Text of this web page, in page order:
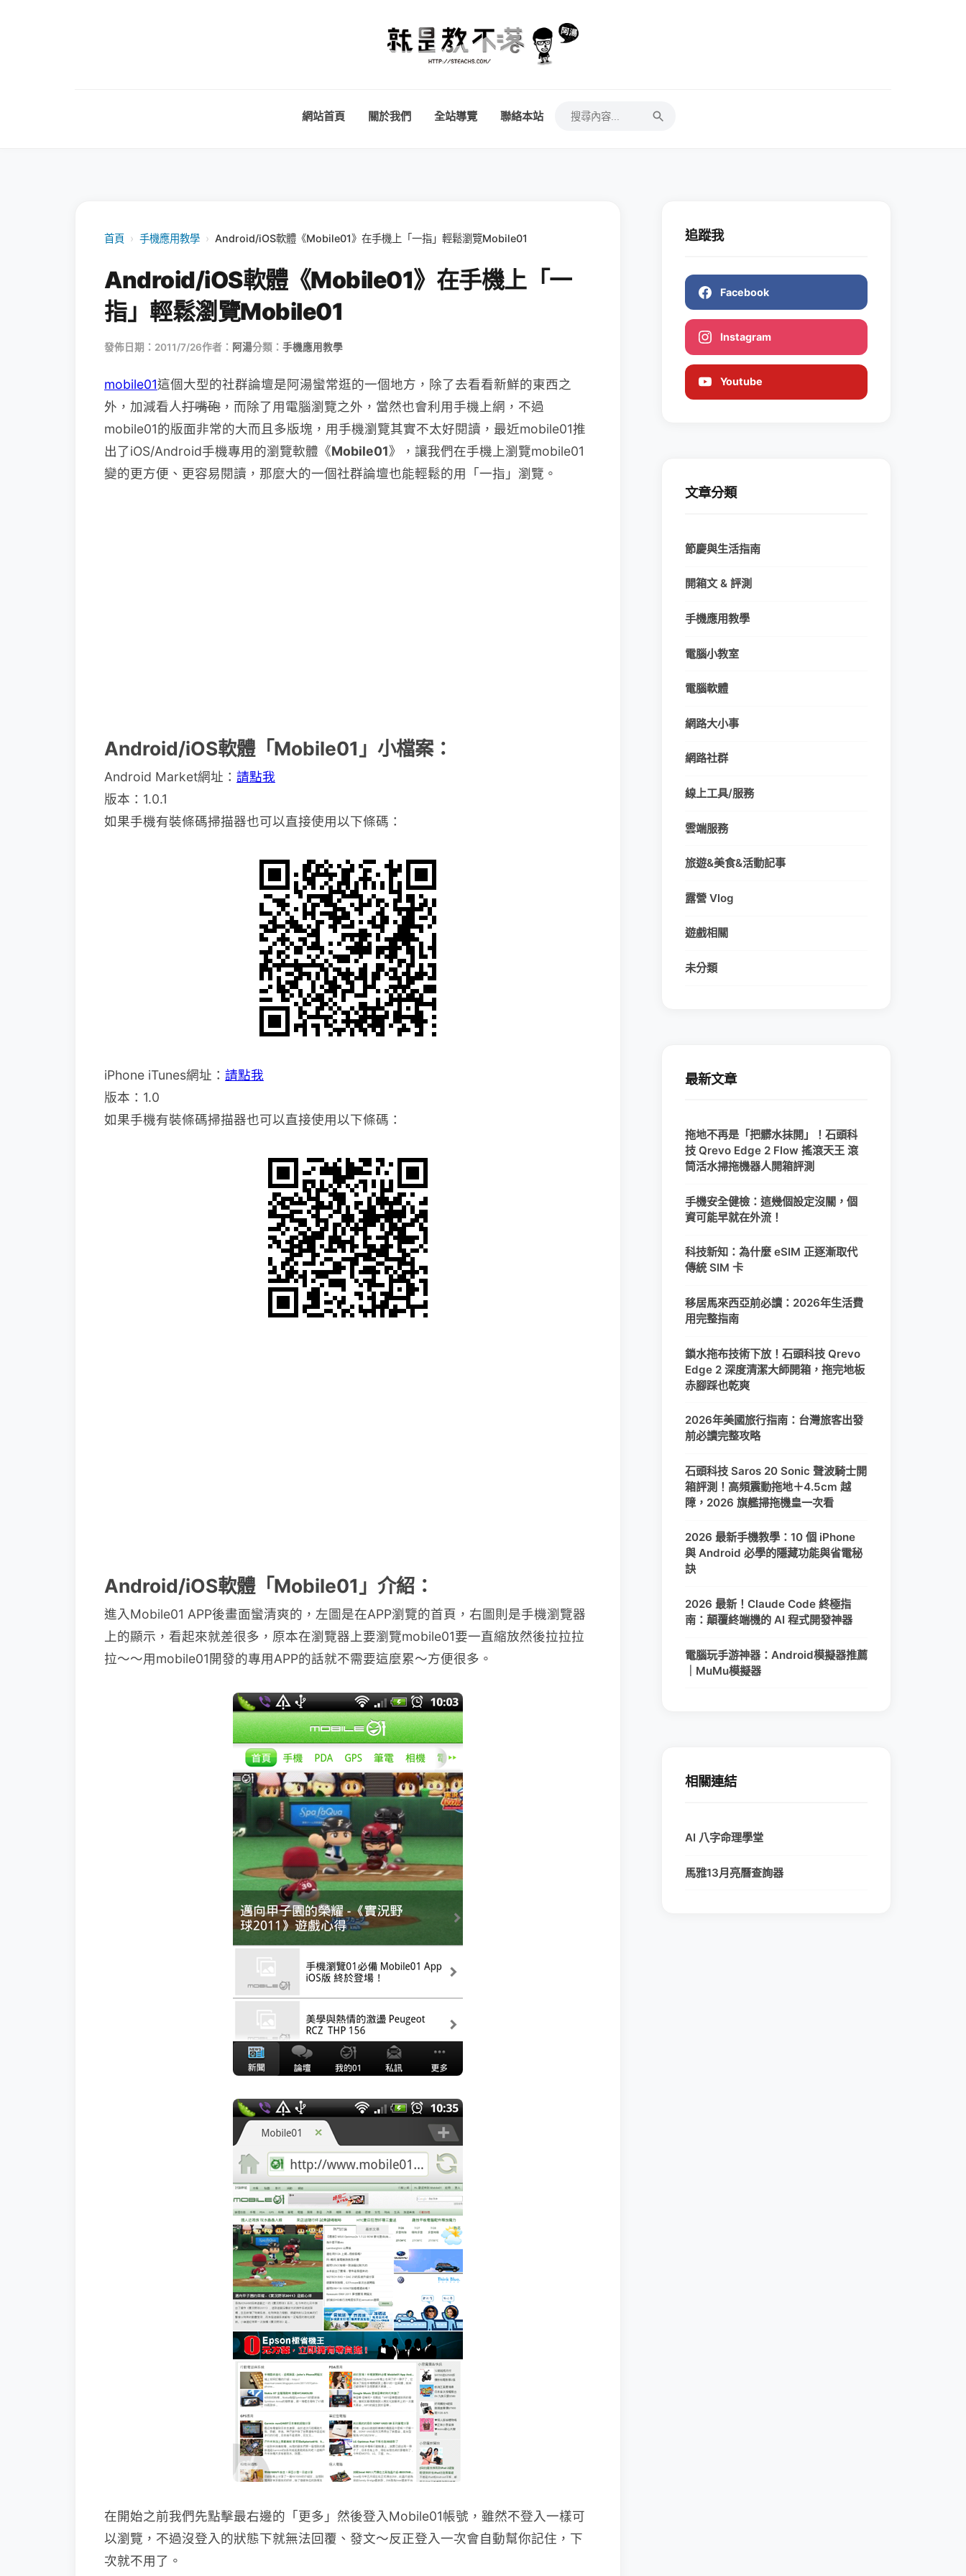
網站首頁 關於我們 全站導覽 聯絡本站
首頁 › 手機應用教學 › Android/iOS軟體《Mobile01》在手機上「一指」輕鬆瀏覽Mobile01
Android/iOS軟體《Mobile01》在手機上「一
指」輕鬆瀏覽Mobile01
發佈日期：2011/7/26作者： 阿湯分類： 手機應用教學
mobile01這個大型的社群論壇是阿湯蠻常逛的一個地方，除了去看看新鮮的東西之
外，加減看人打嘴砲 ，而除了用電腦瀏覽之外，當然也會利用手機上網，不過
mobile01的版面非常的大而且多版塊，用手機瀏覽其實不太好閱讀，最近mobile01推
出了iOS/Android手機專用的瀏覽軟體《Mobile01》，讓我們在手機上瀏覽mobile01
變的更方便、更容易閱讀，那麼大的一個社群論壇也能輕鬆的用「一指」瀏覽。
Android/iOS軟體「Mobile01」小檔案：
Android Market網址： 請點我
版本：1.0.1
如果手機有裝條碼掃描器也可以直接使用以下條碼：
iPhone iTunes網址： 請點我
版本：1.0
如果手機有裝條碼掃描器也可以直接使用以下條碼：
Android/iOS軟體「Mobile01」介紹：
進入Mobile01 APP後畫面蠻清爽的，左圖是在APP瀏覽的首頁，右圖則是手機瀏覽器
上的顯示，看起來就差很多，原本在瀏覽器上要瀏覽mobile01要一直縮放然後拉拉拉
拉～～用mobile01開發的專用APP的話就不需要這麼累～方便很多。
在開始之前我們先點擊最右邊的「更多」然後登入Mobile01帳號，雖然不登入一樣可
以瀏覽，不過沒登入的狀態下就無法回覆、發文～反正登入一次會自動幫你記住，下
次就不用了。
追蹤我
Facebook
Instagram
Youtube
文章分類
節慶與生活指南
開箱文 & 評測
手機應用教學
電腦小教室
電腦軟體
網路大小事
網路社群
線上工具/服務
雲端服務
旅遊&美食&活動記事
露營 Vlog
遊戲相關
未分類
最新文章
拖地不再是「把髒水抹開」！石頭科
技 Qrevo Edge 2 Flow 搖滾天王 滾
筒活水掃拖機器人開箱評測
手機安全健檢：這幾個設定沒關，個
資可能早就在外流！
科技新知：為什麼 eSIM 正逐漸取代
傳統 SIM 卡
移居馬來西亞前必讀：2026年生活費
用完整指南
鎖水拖布技術下放！石頭科技 Qrevo
Edge 2 深度清潔大師開箱，拖完地板
赤腳踩也乾爽
2026年美國旅行指南：台灣旅客出發
前必讀完整攻略
石頭科技 Saros 20 Sonic 聲波騎士開
箱評測！高頻震動拖地＋4.5cm 越
障，2026 旗艦掃拖機皇一次看
2026 最新手機教學：10 個 iPhone
與 Android 必學的隱藏功能與省電秘
訣
2026 最新！Claude Code 終極指
南：顛覆終端機的 AI 程式開發神器
電腦玩手游神器：Android模擬器推薦
｜MuMu模擬器
相關連結
AI 八字命理學堂
馬雅13月亮曆查詢器